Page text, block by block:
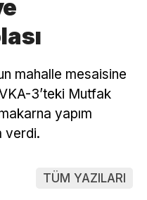
mahalle mesaisine
3’teki Mutfak
yapım
verdi.
TÜM YAZILARI